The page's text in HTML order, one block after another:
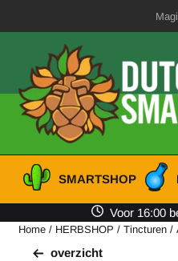
SMARTSHOP
Voor 16:00
Home / HERBSHOP / Tincturen /
overzicht